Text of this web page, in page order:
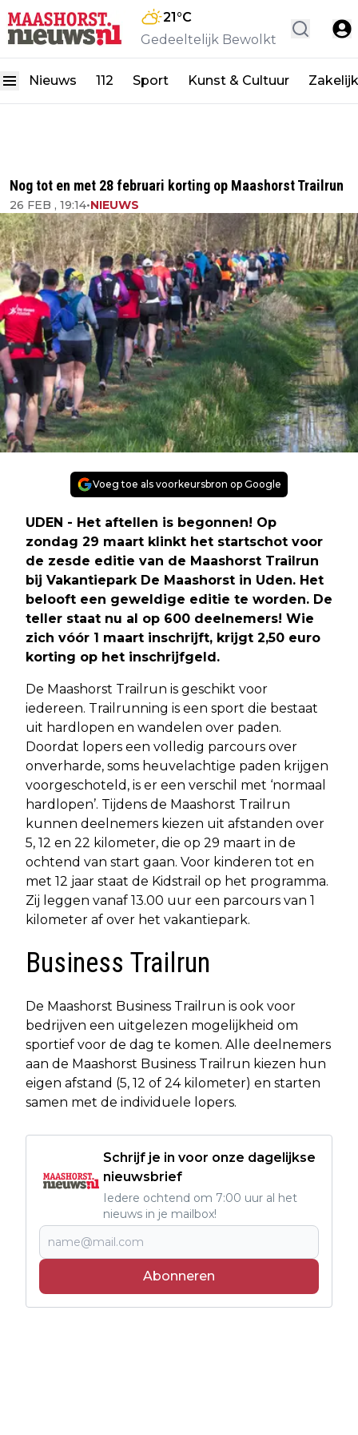
21°C
Gedeeltelijk Bewolkt
Nieuws 112 Sport Kunst & Cultuur Zakelijk
Nog tot en met 28 februari korting op Maashorst Trailrun
26 FEB , 19:14•NIEUWS
Voeg toe als voorkeursbron op Google
UDEN - Het aftellen is begonnen! Op
zondag 29 maart klinkt het startschot voor
de zesde editie van de Maashorst Trailrun
bij Vakantiepark De Maashorst in Uden. Het
belooft een geweldige editie te worden. De
teller staat nu al op 600 deelnemers! Wie
zich vóór 1 maart inschrijft, krijgt 2,50 euro
korting op het inschrijfgeld.
De Maashorst Trailrun is geschikt voor
iedereen. Trailrunning is een sport die bestaat
uit hardlopen en wandelen over paden.
Doordat lopers een volledig parcours over
onverharde, soms heuvelachtige paden krijgen
voorgeschoteld, is er een verschil met ‘normaal
hardlopen’. Tijdens de Maashorst Trailrun
kunnen deelnemers kiezen uit afstanden over
5, 12 en 22 kilometer, die op 29 maart in de
ochtend van start gaan. Voor kinderen tot en
met 12 jaar staat de Kidstrail op het programma.
Zij leggen vanaf 13.00 uur een parcours van 1
kilometer af over het vakantiepark.
Business Trailrun
De Maashorst Business Trailrun is ook voor
bedrijven een uitgelezen mogelijkheid om
sportief voor de dag te komen. Alle deelnemers
aan de Maashorst Business Trailrun kiezen hun
eigen afstand (5, 12 of 24 kilometer) en starten
samen met de individuele lopers.
Schrijf je in voor onze dagelijkse
nieuwsbrief
Iedere ochtend om 7:00 uur al het
nieuws in je mailbox!
Abonneren